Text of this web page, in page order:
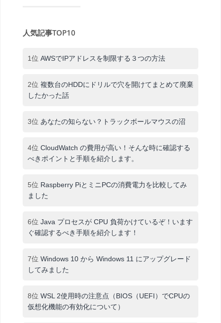
人気記事TOP10
1位 AWSでIPアドレスを制限する３つの方法
2位 複数台のHDDにドリルで穴を開けてまとめて廃棄
したかった話
3位 あなたの知らない？トラックボールマウスの沼
4位 CloudWatch の費用が高い！そんな時に確認する
べきポイントと手順を紹介します。
5位 Raspberry PiとミニPCの消費電力を比較してみ
ました
6位 Java プロセスが CPU 負荷かけているぞ！います
ぐ確認するべき手順を紹介します！
7位 Windows 10 から Windows 11 にアップグレード
してみました
8位 WSL 2使用時の注意点（BIOS（UEFI）でCPUの
仮想化機能の有効化について）